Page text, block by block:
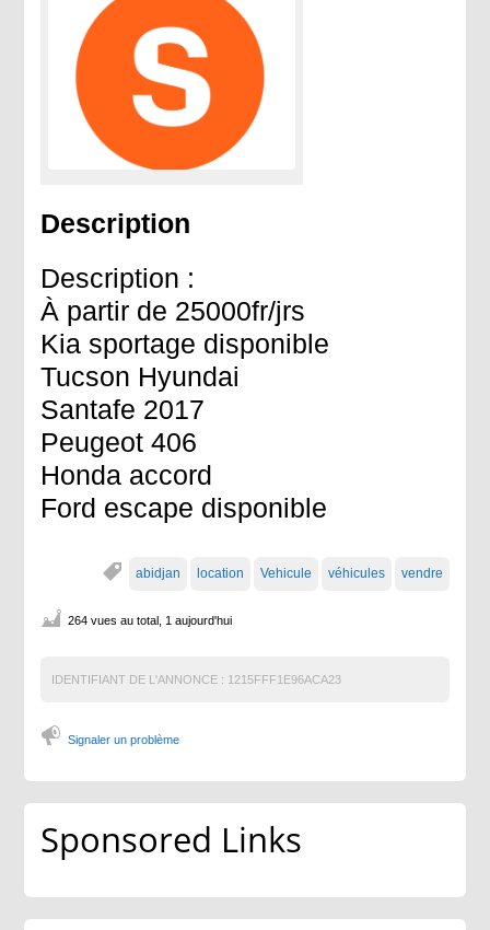
Description
Description :
À partir de 25000fr/jrs
Kia sportage disponible
Tucson Hyundai
Santafe 2017
Peugeot 406
Honda accord
Ford escape disponible
abidjan location Vehicule véhicules vendre
264 vues au total, 1 aujourd'hui
IDENTIFIANT DE L'ANNONCE : 1215FFF1E96ACA23
Signaler un problème
Sponsored Links